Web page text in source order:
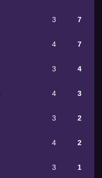
3 7
4 7
3 4
4 3
3 2
4 2
3 1